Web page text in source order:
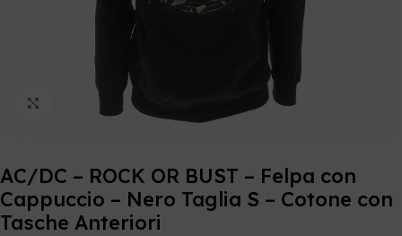
Click to enlarge
AC/DC – ROCK OR BUST – Felpa con
Cappuccio – Nero Taglia S – Cotone con
Tasche Anteriori